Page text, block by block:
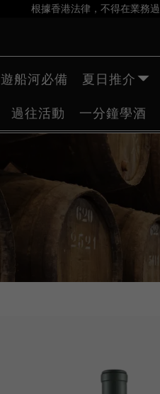
根據香港法律，不得在業務
遊船河必備 夏日推介
過往活動 一分鐘學酒